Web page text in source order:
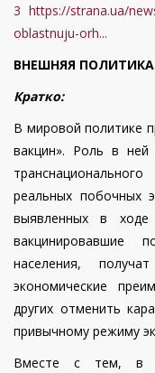
3 https://strana.ua/
oblastnuju-orh...
ВНЕШНЯЯ
Кратко:
В мировой политике
вакцин». Роль в
реальных побочных
выявленных в
вакцинировавшие
населения,
экономические
других отменить
привычному режиму
Вместе с тем, в